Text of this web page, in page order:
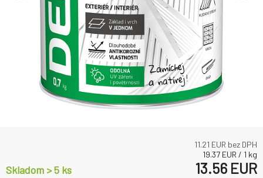
11.21 EUR bez DPH
19.37 EUR / 1 kg
Skladom > 5 ks 13.56 EUR